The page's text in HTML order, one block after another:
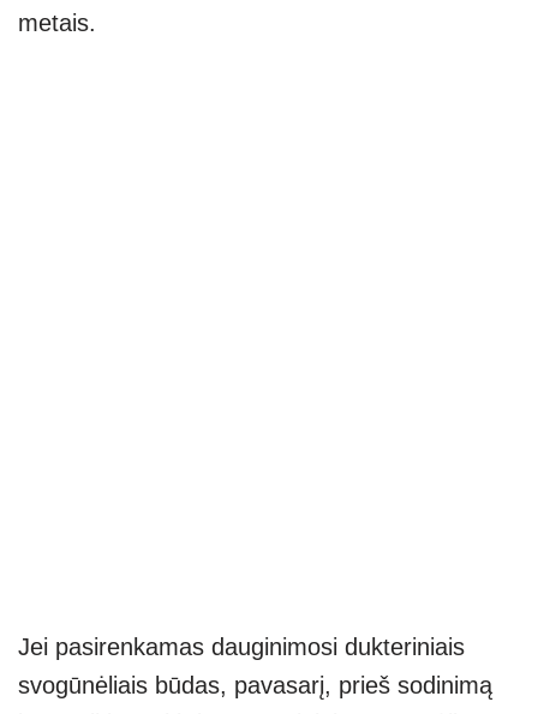
metais.
Jei pasirenkamas dauginimosi dukteriniais
svogūnėliais būdas, pavasarį, prieš sodinimą